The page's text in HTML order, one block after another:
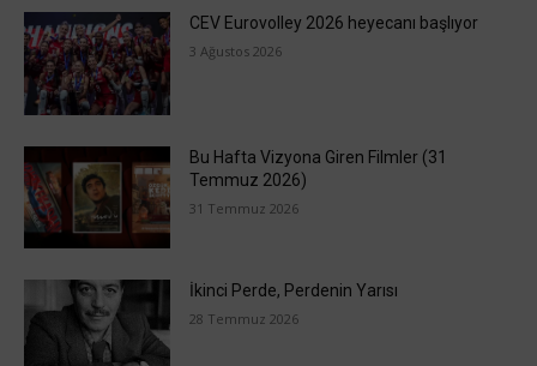
CEV Eurovolley 2026 heyecanı başlıyor
3 Ağustos 2026
Bu Hafta Vizyona Giren Filmler (31
Temmuz 2026)
31 Temmuz 2026
İkinci Perde, Perdenin Yarısı
28 Temmuz 2026